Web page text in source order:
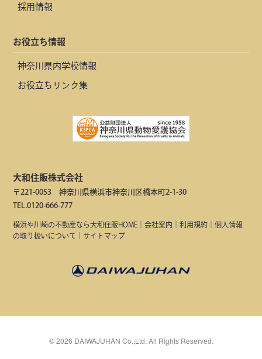
採用情報
お役立ち情報
神奈川県内学校情報
お役立ちリンク集
大和住販株式会社
〒221-0053 神奈川県横浜市神奈川区橋本町2-1-30
TEL.0120-666-777
横浜や川崎の不動産なら大和住販HOME ｜会社案内 ｜利用規約 ｜個人情報
の取り扱いについて
サイトマップ
©2026 DAIWAJUHAN Co.,Ltd. All Rights Reserved.